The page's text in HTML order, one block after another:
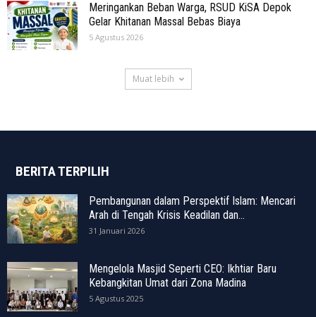
Meringankan Beban Warga, RSUD KiSA Depok
Gelar Khitanan Massal Bebas Biaya
5 Agustus 2026
Muat lebih
BERITA TERPILIH
Pembangunan dalam Perspektif Islam: Mencari
Arah di Tengah Krisis Keadilan dan...
31 Januari 2026
Mengelola Masjid Seperti CEO: Ikhtiar Baru
Kebangkitan Umat dari Zona Madina
5 Agustus 2025